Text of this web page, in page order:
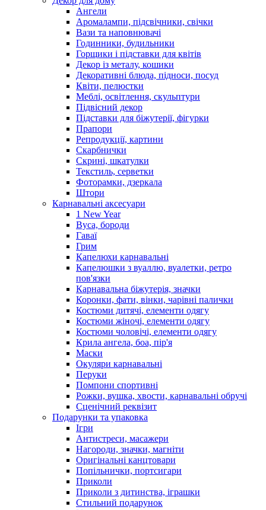
Ангели
Аромалампи, підсвічники, свічки
Вази та наповнювачі
Годинники, будильники
Горщики і підставки для квітів
Декор із металу, кошики
Декоративні блюда, підноси, посуд
Квіти, пелюстки
Меблі, освітлення, скульптури
Підвісний декор
Підставки для біжутерії, фігурки
Прапори
Репродукції, картини
Скарбнички
Скрині, шкатулки
Текстиль, серветки
Фоторамки, дзеркала
Штори
Карнавальні аксесуари
1 New Year
Вуса, бороди
Гаваї
Грим
Капелюхи карнавальні
Капелюшки з вуаллю, вуалетки, ретро
пов'язки
Карнавальна біжутерія, значки
Коронки, фати, вінки, чарівні палички
Костюми дитячі, елементи одягу
Костюми жіночі, елементи одягу
Костюми чоловічі, елементи одягу
Крила ангела, боа, пір'я
Маски
Окуляри карнавальні
Перуки
Помпони спортивні
Рожки, вушка, хвости, карнавальні обручі
Сценічний реквізит
Подарунки та упаковка
Ігри
Антистреси, масажери
Нагороди, значки, магніти
Оригінальні канцтовари
Попільнички, портсигари
Приколи
Приколи з дитинства, іграшки
Стильний подарунок